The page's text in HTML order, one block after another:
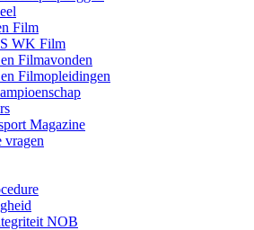
Film
WK Film
Filmavonden
Filmopleidingen
Magazine
vragen
NOB